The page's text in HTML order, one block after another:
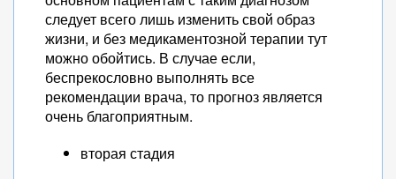
следует всего лишь изменить свой образ
жизни, и без медикаментозной терапии тут
можно обойтись. В случае если,
беспрекословно выполнять все
рекомендации врача, то прогноз является
очень благоприятным.
вторая стадия